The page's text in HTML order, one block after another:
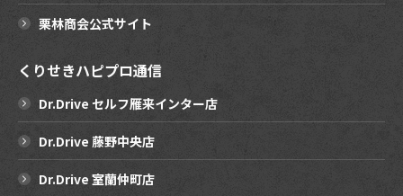
栗林商会公式サイト
くりせきハピプロ通信
Dr.Drive セルフ雁来インター店
Dr.Drive 藤野中央店
Dr.Drive 室蘭仲町店